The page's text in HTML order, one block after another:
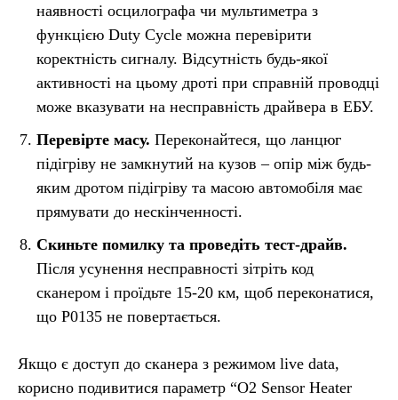
наявності осцилографа чи мультиметра з
функцією Duty Cycle можна перевірити
коректність сигналу. Відсутність будь-якої
активності на цьому дроті при справній проводці
може вказувати на несправність драйвера в ЕБУ.
Перевірте масу. Переконайтеся, що ланцюг
підігріву не замкнутий на кузов – опір між будь-
яким дротом підігріву та масою автомобіля має
прямувати до нескінченності.
Скиньте помилку та проведіть тест-драйв.
Після усунення несправності зітріть код
сканером і проїдьте 15-20 км, щоб переконатися,
що P0135 не повертається.
Якщо є доступ до сканера з режимом live data,
корисно подивитися параметр “O2 Sensor Heater